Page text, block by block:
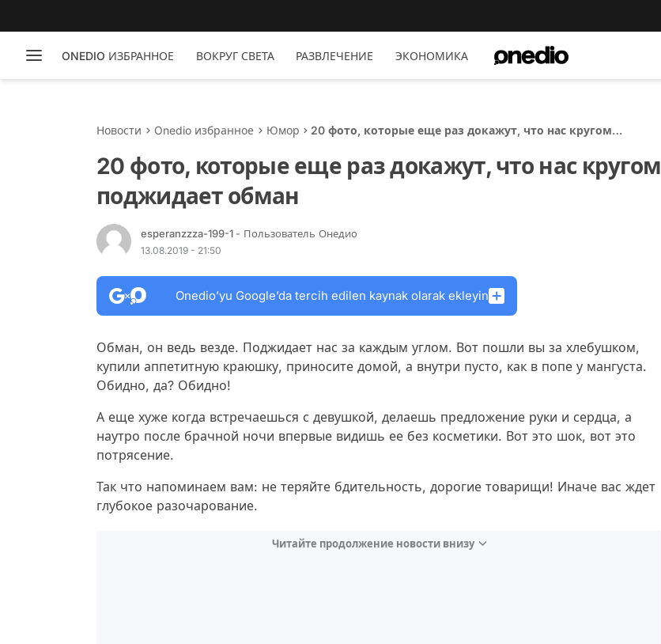
ONEDIO ИЗБРАННОЕ ВОКРУГ СВЕТА РАЗВЛЕЧЕНИЕ ЭКОНОМИКА
Новости Onedio избранное Юмор
20 фото, которые еще раз докажут, что нас кругом
20 фото, которые еще раз докажут, что нас кругом
поджидает обман
esperanzzza-199-1 - Пользователь Онедио
13.08.2019 - 21:50
Onedio’yu Google’da tercih edilen kaynak olarak ekleyin
Обман, он ведь везде. Поджидает нас за каждым углом. Вот пошли вы за хлебушком,
купили аппетитную краюшку, приносите домой, а внутри пусто, как в попе у мангуста.
Обидно, да? Обидно!
А еще хуже когда встречаешься с девушкой, делаешь предложение руки и сердца, а
наутро после брачной ночи впервые видишь ее без косметики. Вот это шок, вот это
потрясение.
Так что напоминаем вам: не теряйте бдительность, дорогие товарищи! Иначе вас ждет
глубокое разочарование.
Читайте продолжение новости внизу